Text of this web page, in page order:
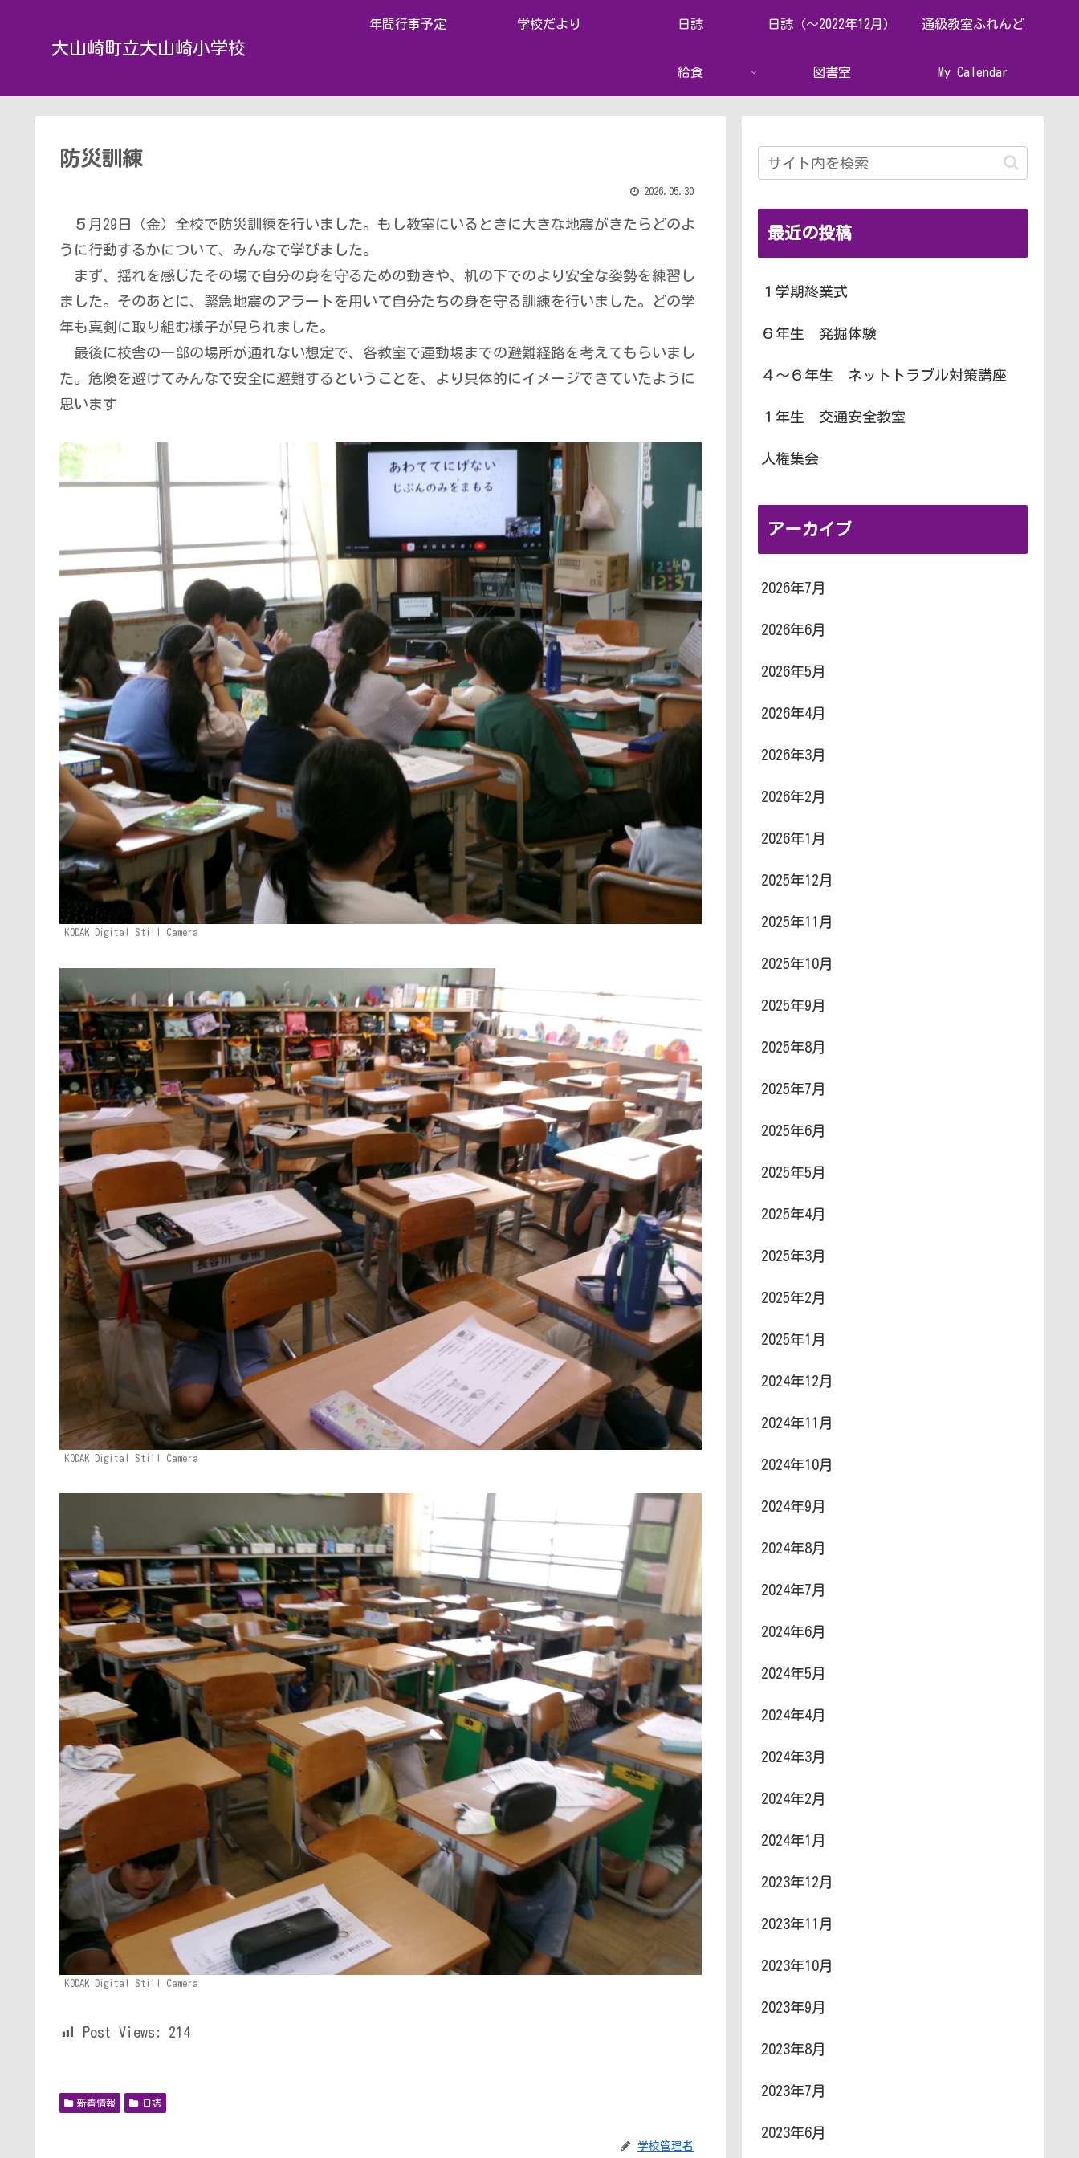
大山崎町立大山崎小学校
年間行事予定 学校だより 日誌 日誌（～2022年12月） 通級教室ふれんど
給食 図書室 My Calendar
防災訓練
2026.05.30
５月29日（金）全校で防災訓練を行いました。もし教室にいるときに大きな地震がきたらどのよ
うに行動するかについて、みんなで学びました。
まず、揺れを感じたその場で自分の身を守るための動きや、机の下でのより安全な姿勢を練習し
ました。そのあとに、緊急地震のアラートを用いて自分たちの身を守る訓練を行いました。どの学
年も真剣に取り組む様子が見られました。
最後に校舎の一部の場所が通れない想定で、各教室で運動場までの避難経路を考えてもらいまし
た。危険を避けてみんなで安全に避難するということを、より具体的にイメージできていたように
思います
KODAK Digital Still Camera
KODAK Digital Still Camera
KODAK Digital Still Camera
Post Views: 214
新着情報 日誌
学校管理者
最近の投稿
１学期終業式
６年生 発掘体験
４～６年生 ネットトラブル対策講座
１年生 交通安全教室
人権集会
アーカイブ
2026年7月
2026年6月
2026年5月
2026年4月
2026年3月
2026年2月
2026年1月
2025年12月
2025年11月
2025年10月
2025年9月
2025年8月
2025年7月
2025年6月
2025年5月
2025年4月
2025年3月
2025年2月
2025年1月
2024年12月
2024年11月
2024年10月
2024年9月
2024年8月
2024年7月
2024年6月
2024年5月
2024年4月
2024年3月
2024年2月
2024年1月
2023年12月
2023年11月
2023年10月
2023年9月
2023年8月
2023年7月
2023年6月